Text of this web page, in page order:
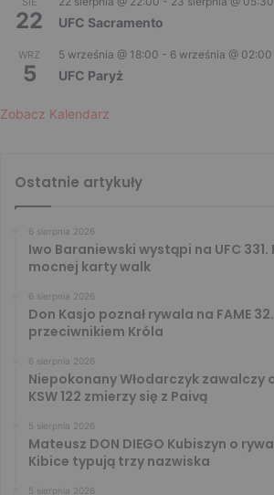
22 UFC Sacramento
WRZ
5
5 września @ 18:00 - 6 września @ 02:00
UFC Paryż
Zobacz Kalendarz
Ostatnie artykuły
6 sierpnia 2026
Iwo Baraniewski wystąpi na UFC
mocnej karty walk
6 sierpnia 2026
Don Kasjo poznał rywala na FAME
przeciwnikiem Króla
6 sierpnia 2026
Niepokonany Włodarczyk zawalczy
KSW 122 zmierzy się z Paivą
5 sierpnia 2026
Mateusz DON DIEGO Kubiszyn o
Kibice typują trzy nazwiska
5 sierpnia 2026